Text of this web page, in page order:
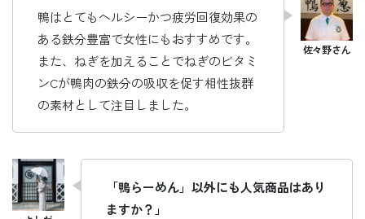
鴨はとてもヘルシーかつ疲労回復効果の
ある鉄分豊富で女性にもおすすめです。
また、ねぎを加えることでねぎのビタミ
ンCが鴨肉の鉄分の吸収を促す相性抜群
の素材として注目しました。
「鴨らーめん」以外にも人気商品はあり
ますか？」